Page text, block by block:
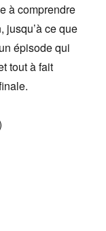
à comprendre
jusqu’à ce que
épisode qui
tout à fait